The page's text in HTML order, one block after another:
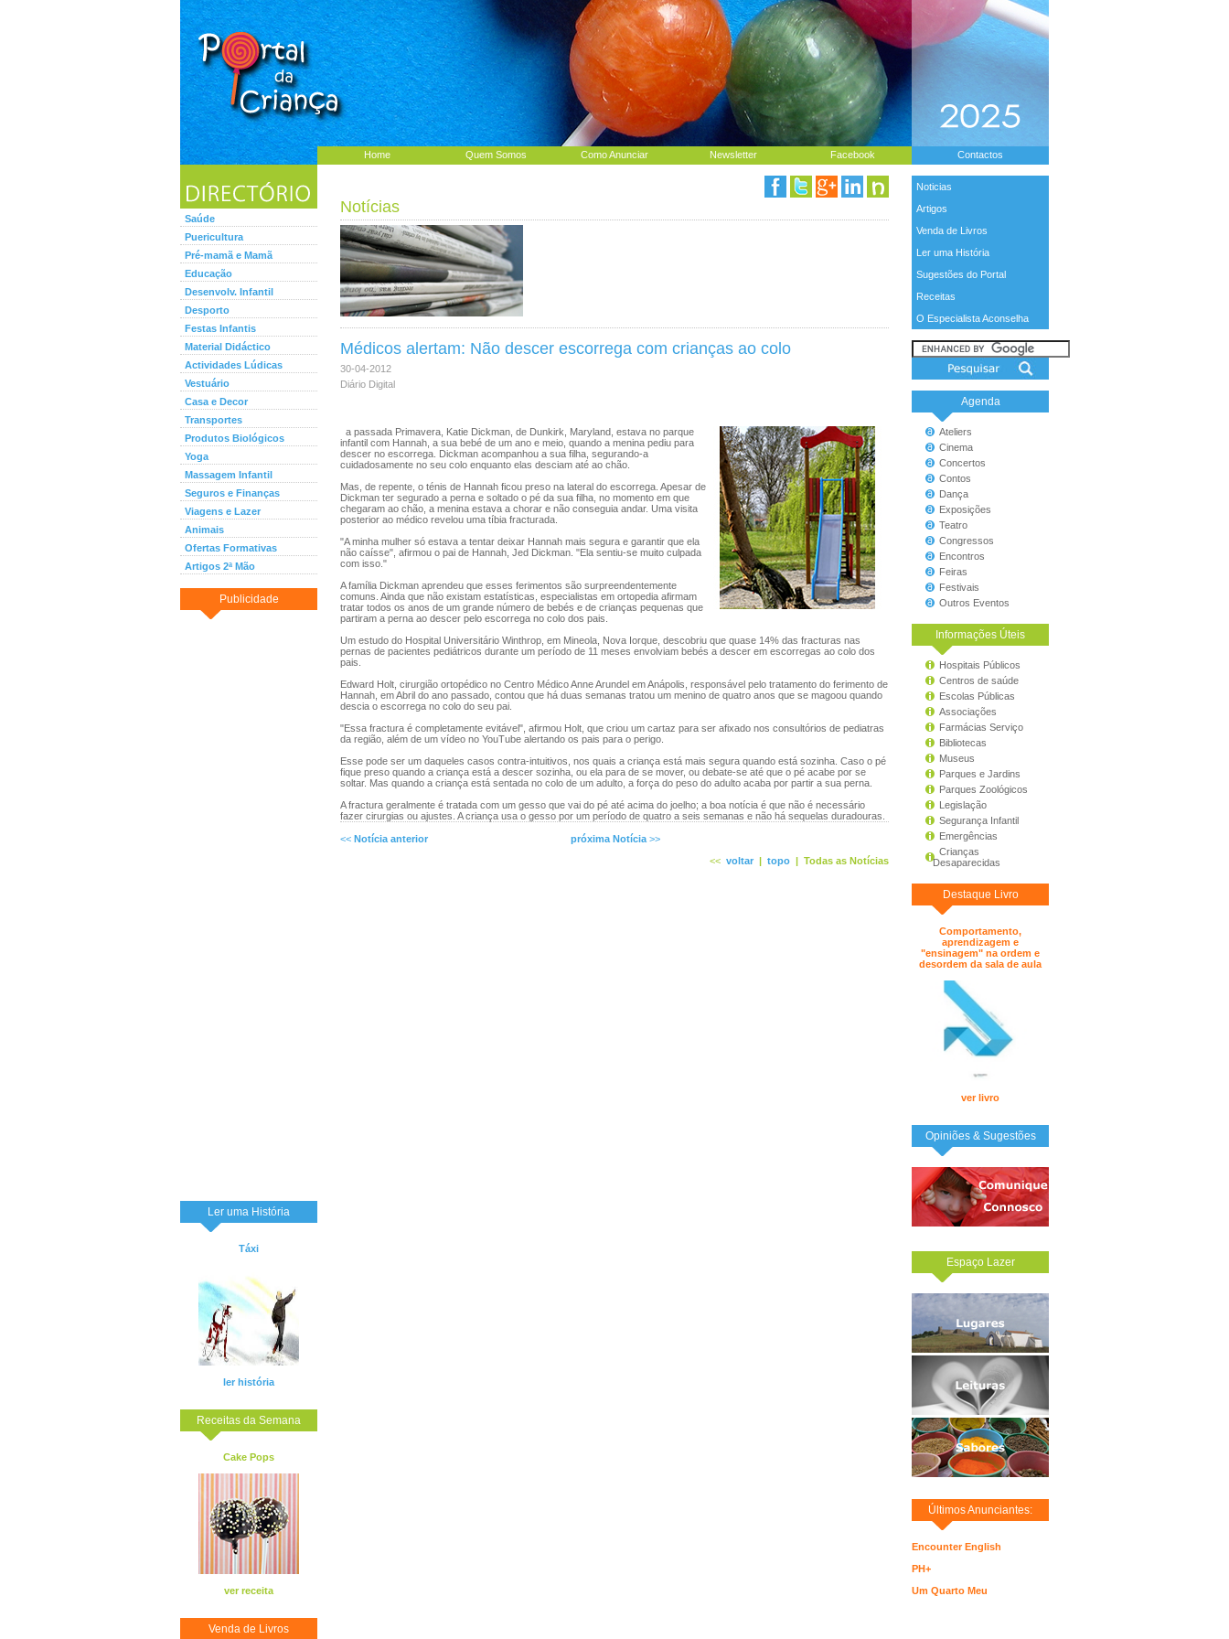
Home Quem Somos Como Anunciar Newsletter Facebook Contactos
Saúde
Puericultura
Pré-mamã e Mamã
Educação
Desenvolv. Infantil
Desporto
Festas Infantis
Material Didáctico
Actividades Lúdicas
Vestuário
Casa e Decor
Transportes
Produtos Biológicos
Yoga
Massagem Infantil
Seguros e Finanças
Viagens e Lazer
Animais
Ofertas Formativas
Artigos 2ª Mão
Publicidade
Ler uma História
Táxi
ler história
Receitas da Semana
Cake Pops
ver receita
Venda de Livros
Noticias
Artigos
Venda de Livros
Ler uma História
Sugestões do Portal
Receitas
O Especialista Aconselha
Agenda
Ateliers
Cinema
Concertos
Contos
Dança
Exposições
Teatro
Congressos
Encontros
Feiras
Festivais
Outros Eventos
Informações Úteis
Hospitais Públicos
Centros de saúde
Escolas Públicas
Associações
Farmácias Serviço
Bibliotecas
Museus
Parques e Jardins
Parques Zoológicos
Legislação
Segurança Infantil
Emergências
Crianças
Desaparecidas
Destaque Livro
Comportamento,
aprendizagem e
"ensinagem" na ordem e
desordem da sala de aula
ver livro
Opiniões & Sugestões
Espaço Lazer
Últimos Anunciantes:
Encounter English
PH+
Um Quarto Meu
Notícias
Médicos alertam: Não descer escorrega com crianças ao colo
30-04-2012
Diário Digital
a passada Primavera, Katie Dickman, de Dunkirk, Maryland, estava no parque
infantil com Hannah, a sua bebé de um ano e meio, quando a menina pediu para
descer no escorrega. Dickman acompanhou a sua filha, segurando-a
cuidadosamente no seu colo enquanto elas desciam até ao chão.
Mas, de repente, o ténis de Hannah ficou preso na lateral do escorrega. Apesar de
Dickman ter segurado a perna e soltado o pé da sua filha, no momento em que
chegaram ao chão, a menina estava a chorar e não conseguia andar. Uma visita
posterior ao médico revelou uma tíbia fracturada.
"A minha mulher só estava a tentar deixar Hannah mais segura e garantir que ela
não caísse", afirmou o pai de Hannah, Jed Dickman. "Ela sentiu-se muito culpada
com isso."
A família Dickman aprendeu que esses ferimentos são surpreendentemente
comuns. Ainda que não existam estatísticas, especialistas em ortopedia afirmam
tratar todos os anos de um grande número de bebés e de crianças pequenas que
partiram a perna ao descer pelo escorrega no colo dos pais.
Um estudo do Hospital Universitário Winthrop, em Mineola, Nova Iorque, descobriu que quase 14% das fracturas nas
pernas de pacientes pediátricos durante um período de 11 meses envolviam bebés a descer em escorregas ao colo dos
pais.
Edward Holt, cirurgião ortopédico no Centro Médico Anne Arundel em Anápolis, responsável pelo tratamento do ferimento de
Hannah, em Abril do ano passado, contou que há duas semanas tratou um menino de quatro anos que se magoou quando
descia o escorrega no colo do seu pai.
"Essa fractura é completamente evitável", afirmou Holt, que criou um cartaz para ser afixado nos consultórios de pediatras
da região, além de um vídeo no YouTube alertando os pais para o perigo.
Esse pode ser um daqueles casos contra-intuitivos, nos quais a criança está mais segura quando está sozinha. Caso o pé
fique preso quando a criança está a descer sozinha, ou ela para de se mover, ou debate-se até que o pé acabe por se
soltar. Mas quando a criança está sentada no colo de um adulto, a força do peso do adulto acaba por partir a sua perna.
A fractura geralmente é tratada com um gesso que vai do pé até acima do joelho; a boa notícia é que não é necessário
fazer cirurgias ou ajustes. A criança usa o gesso por um período de quatro a seis semanas e não há sequelas duradouras.
<< Notícia anterior próxima Notícia >>
<< voltar | topo | Todas as Notícias